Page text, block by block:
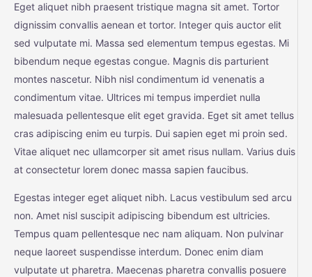
Eget aliquet nibh praesent tristique magna sit amet. Tortor
dignissim convallis aenean et tortor. Integer quis auctor elit
sed vulputate mi. Massa sed elementum tempus egestas. Mi
bibendum neque egestas congue. Magnis dis parturient
montes nascetur. Nibh nisl condimentum id venenatis a
condimentum vitae. Ultrices mi tempus imperdiet nulla
malesuada pellentesque elit eget gravida. Eget sit amet tellus
cras adipiscing enim eu turpis. Dui sapien eget mi proin sed.
Vitae aliquet nec ullamcorper sit amet risus nullam. Varius duis
at consectetur lorem donec massa sapien faucibus.
Egestas integer eget aliquet nibh. Lacus vestibulum sed arcu
non. Amet nisl suscipit adipiscing bibendum est ultricies.
Tempus quam pellentesque nec nam aliquam. Non pulvinar
neque laoreet suspendisse interdum. Donec enim diam
vulputate ut pharetra. Maecenas pharetra convallis posuere